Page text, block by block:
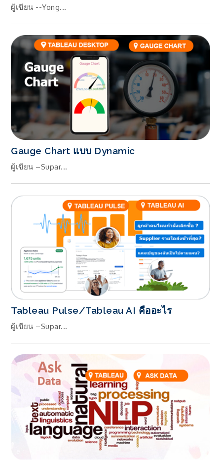
ผู้เขียน --Yong...
Gauge Chart แบบ Dynamic
ผู้เขียน –Supar...
Tableau Pulse/Tableau AI คืออะไร
ผู้เขียน –Supar...